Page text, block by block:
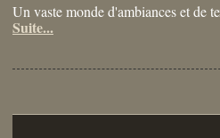
Un vaste monde d'ambiances et de
Suite...